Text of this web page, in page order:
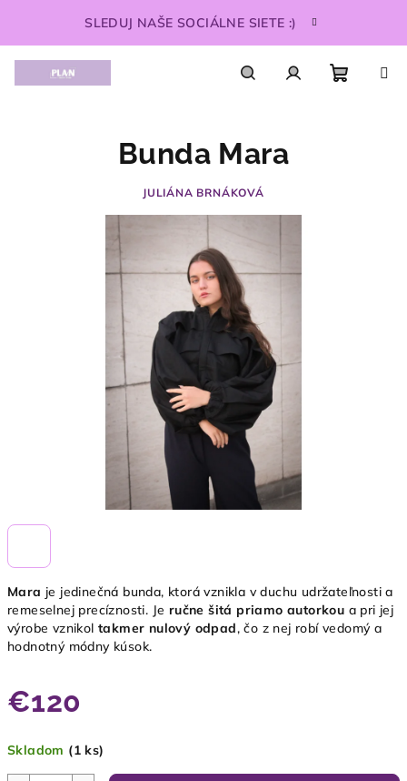
obsah
SLEDUJ NAŠE SOCIÁLNE SIETE :)
Mara je jedinečná bunda, ktorá vznikla v duchu udržateľnosti a
remeselnej precíznosti. Je ručne šitá priamo autorkou a pri jej
výrobe vznikoltakmer nulový odpad, čo z nej robí vedomý a
hodnotný módny kúsok.
€120
cena:
Skladom (1 ks)
Bunda Mara
JULIÁNA BRNÁKOVÁ